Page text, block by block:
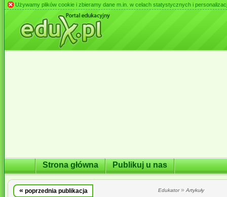
Używamy plików cookie i zbieramy dane m.in. w celach statystycznych i
Strona główna Publikuj u nas
« poprzednia publikacja Edukator»Artykuły